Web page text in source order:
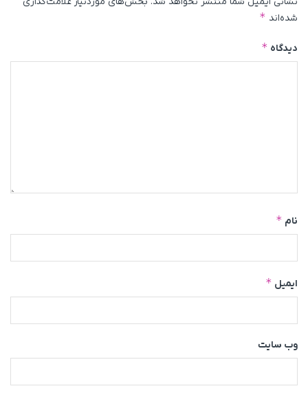
شده‌اند *
دیدگاه *
نام *
ایمیل *
وب‌ سایت